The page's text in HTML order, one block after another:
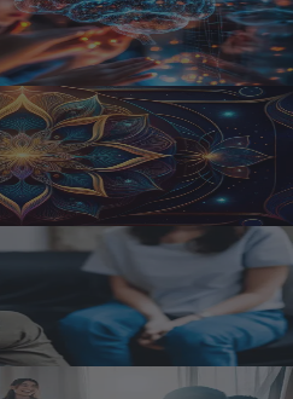
Abordagem
na Prática